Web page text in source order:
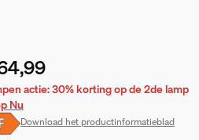
prijs is € 64,99
actie: 30% korting op de 2de lamp
Nu
Download het productinformatieblad